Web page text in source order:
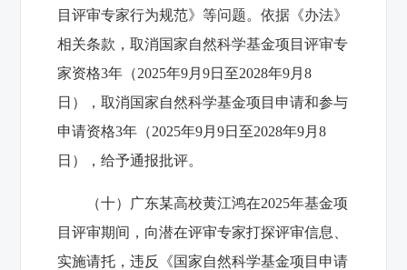
目评审专家行为规范》等问题。依据《办法》
相关条款，取消国家自然科学基金项目评审专
家资格3年（2025年9月9日至2028年9月8
日），取消国家自然科学基金项目申请和参与
申请资格3年（2025年9月9日至2028年9月8
日），给予通报批评。
（十）广东某高校黄江鸿在2025年基金项
目评审期间，向潜在评审专家打探评审信息、
实施请托，违反《国家自然科学基金项目申请